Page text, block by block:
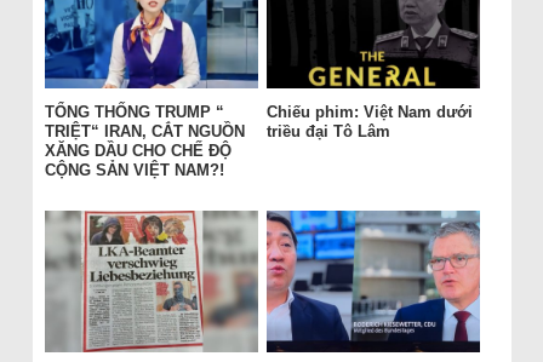
TỔNG THỐNG TRUMP “
TRIỆT“ IRAN, CẮT NGUỒN
XĂNG DẦU CHO CHẾ ĐỘ
CỘNG SẢN VIỆT NAM?!
Chiếu phim: Việt Nam dưới
triều đại Tô Lâm